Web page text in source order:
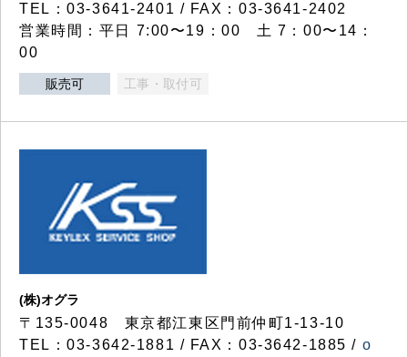
TEL：03-3641-2401 / FAX：03-3641-2402
営業時間：平日 7:00〜19：00 土 7：00〜14：
00
販売可 工事・取付可
(株)オグラ
〒135-0048 東京都江東区門前仲町1-13-10
TEL：03-3642-1881 / FAX：03-3642-1885 / o